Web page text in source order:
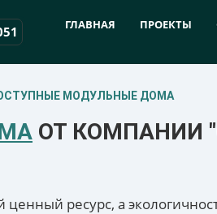
ГЛАВНАЯ ПРОЕКТЫ
МОДУЛЬНЫЕ ДОМА
ОТ КОМПАНИИ
ценный ресурс, а